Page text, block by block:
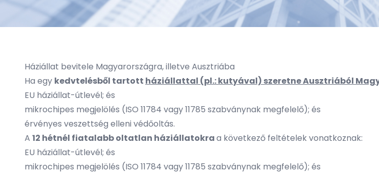
Háziállat bevitele Magyarországra, illetve Ausztriába
Ha egy kedvtelésből tartott háziállattal (pl.: kutyával) szeretne Ausztriából
EU háziállat-útlevél; és
mikrochipes megjelölés (ISO 11784 vagy 11785 szabványnak megfelelő); és
érvényes veszettség elleni védőoltás.
A 12 hétnél fiatalabb oltatlan háziállatokraa következő feltételek vonatkoznak:
EU háziállat-útlevél; és
mikrochipes megjelölés (ISO 11784 vagy 11785 szabványnak megfelelő); és